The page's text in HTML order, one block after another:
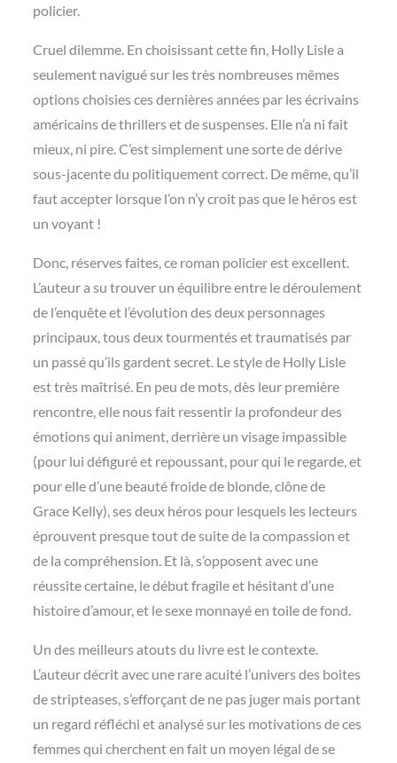
policier.
Cruel dilemme. En choisissant cette fin, Holly Lisle a
seulement navigué sur les très nombreuses mêmes
options choisies ces dernières années par les écrivains
américains de thrillers et de suspenses. Elle n’a ni fait
mieux, ni pire. C’est simplement une sorte de dérive
sous-jacente du politiquement correct. De même, qu’il
faut accepter lorsque l’on n’y croit pas que le héros est
un voyant !
Donc, réserves faites, ce roman policier est excellent.
L’auteur a su trouver un équilibre entre le déroulement
de l’enquête et l’évolution des deux personnages
principaux, tous deux tourmentés et traumatisés par
un passé qu’ils gardent secret. Le style de Holly Lisle
est très maîtrisé. En peu de mots, dès leur première
rencontre, elle nous fait ressentir la profondeur des
émotions qui animent, derrière un visage impassible
(pour lui défiguré et repoussant, pour qui le regarde, et
pour elle d’une beauté froide de blonde, clône de
Grace Kelly), ses deux héros pour lesquels les lecteurs
éprouvent presque tout de suite de la compassion et
de la compréhension. Et là, s’opposent avec une
réussite certaine, le début fragile et hésitant d’une
histoire d’amour, et le sexe monnayé en toile de fond.
Un des meilleurs atouts du livre est le contexte.
L’auteur décrit avec une rare acuité l’univers des boites
de stripteases, s’efforçant de ne pas juger mais portant
un regard réfléchi et analysé sur les motivations de ces
femmes qui cherchent en fait un moyen légal de se